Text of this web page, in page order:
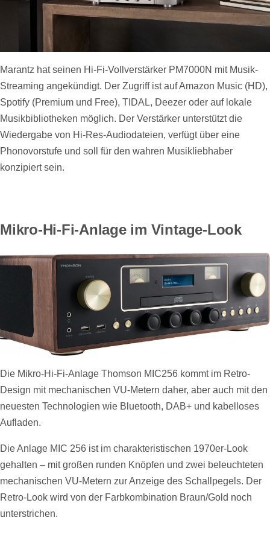
Marantz hat seinen Hi-Fi-Vollverstärker PM7000N mit Musik-
Streaming angekündigt. Der Zugriff ist auf Amazon Music (HD),
Spotify (Premium und Free), TIDAL, Deezer oder auf lokale
Musikbibliotheken möglich. Der Verstärker unterstützt die
Wiedergabe von Hi-Res-Audiodateien, verfügt über eine
Phonovorstufe und soll für den wahren Musikliebhaber
konzipiert sein.
Mikro-Hi-Fi-Anlage im Vintage-Look
Die Mikro-Hi-Fi-Anlage Thomson MIC256 kommt im Retro-
Design mit mechanischen VU-Metern daher, aber auch mit den
neuesten Technologien wie Bluetooth, DAB+ und kabelloses
Aufladen.
Die Anlage MIC 256 ist im charakteristischen 1970er-Look
gehalten – mit großen runden Knöpfen und zwei beleuchteten
mechanischen VU-Metern zur Anzeige des Schallpegels. Der
Retro-Look wird von der Farbkombination Braun/Gold noch
unterstrichen.